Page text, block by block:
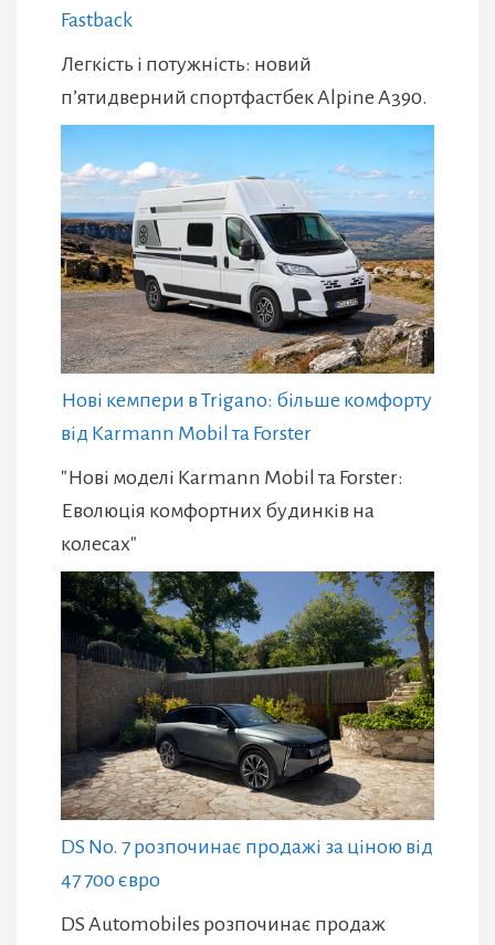
Fastback
Легкість і потужність: новий
п’ятидверний спортфастбек Alpine A390.
Нові кемпери в Trigano: більше комфорту
від Karmann Mobil та Forster
"Нові моделі Karmann Mobil та Forster:
Еволюція комфортних будинків на
колесах"
DS No. 7 розпочинає продажі за ціною від
47 700 євро
DS Automobiles розпочинає продаж